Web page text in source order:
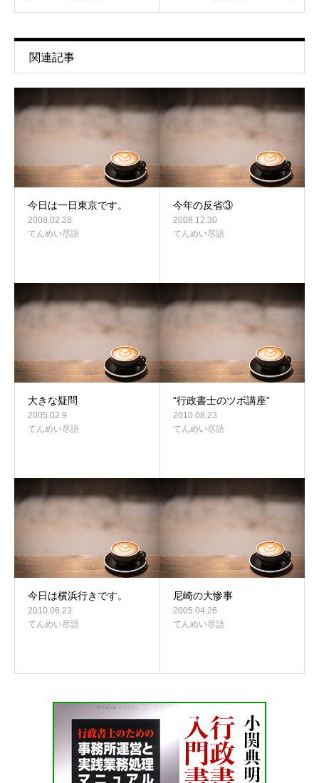
関連記事
今日は一日東京です。
2008.02.28
てんめい尽語
今年の反省③
2008.12.30
てんめい尽語
大きな疑問
2005.02.9
てんめい尽語
“行政書士のツボ講座”
2010.08.23
てんめい尽語
今日は横浜行きです。
2010.06.23
てんめい尽語
尼崎の大惨事
2005.04.26
てんめい尽語